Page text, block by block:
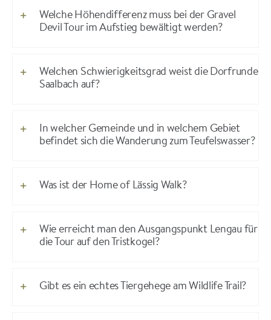
Welche Höhendifferenz muss bei der Gravel
Devil Tour im Aufstieg bewältigt werden?
Welchen Schwierigkeitsgrad weist die Dorfrunde
Saalbach auf?
In welcher Gemeinde und in welchem Gebiet
befindet sich die Wanderung zum Teufelswasser?
Was ist der Home of Lässig Walk?
Wie erreicht man den Ausgangspunkt Lengau für
die Tour auf den Tristkogel?
Gibt es ein echtes Tiergehege am Wildlife Trail?